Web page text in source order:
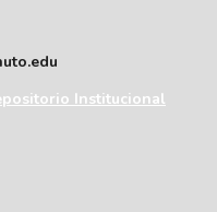
Institucional